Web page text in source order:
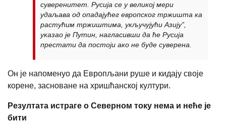
суверенитет. Русија се у великој мери
удаљава од опадајућег европског тржишта ка
растућим тржиштима, укључујући Азију”,
указао је Путин, нагласивши да ће Русија
престати да постоји ако не буде суверена.
Он је напоменуо да Европљани руше и кидају своје
корене, засноване на хришћанској култури.
Резултата истраге о Северном току нема и неће је
бити